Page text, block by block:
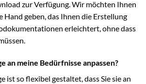
zur Verfügung. Wir möchten Ihnen
Hand geben, das Ihnen die Erstellung
erleichtert, ohne dass
an meine Bedürfnisse anpassen?
ist so flexibel gestaltet, dass Sie sie an